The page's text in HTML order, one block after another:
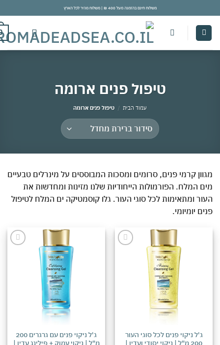
משלוח חינם בהזמנה מעל 400 ₪ | משלוח מהיר לכל הארץ
0
טיפול פנים ארומה
עמוד הבית / טיפול פנים ארומה
קרמי פנים, סרומים ומסכות המבוססים על מינרלים טבעיים
המלח. הפורמולות הייחודיות שלנו מזינות ומחדשות את
ומתאימות לכל סוגי העור. גלו קוסמטיקה ים המלח לטיפול
יומיומי.
אהבתי
ג'ל ניקוי פנים לכל סוגי העור
200 מ"ל | ניקוי יסודי ועדין |
אהבתי
ג'ל ניקוי פנים עם גרגרים 200
מ"ל | ניקוי עמוק + פילינג עדין |